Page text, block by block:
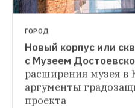
ГОРОД
Новый корпус или
с Музеем
расширения музея в
аргументы
проекта